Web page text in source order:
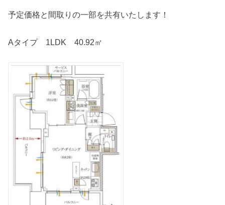
予定価格と間取りの一部を共有いたします！
Aタイプ 1LDK 40.92㎡